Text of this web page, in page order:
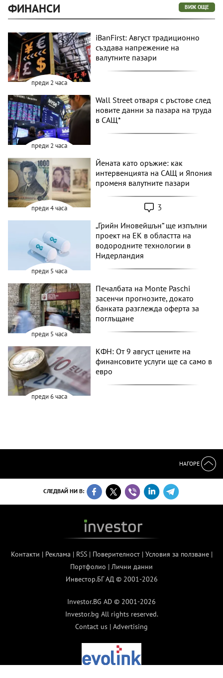
ФИНАНСИ ВИЖ ОЩЕ
преди 2 часа
iBanFirst: Август традиционно
създава напрежение на
валутните пазари
преди 2 часа
Wall Street отваря с ръстове след
новите данни за пазара на труда
в САЩ*
преди 4 часа
Йената като оръжие: как
интервенцията на САЩ и Япония
променя валутните пазари
3
преди 5 часа
„Грийн Иновейшън“ ще изпълни
проект на ЕК в областта на
водородните технологии в
Нидерландия
преди 5 часа
Печалбата на Monte Paschi
засенчи прогнозите, докато
банката разглежда оферта за
поглъщане
преди 6 часа
КФН: От 9 август цените на
финансовите услуги ще са само в
евро
НАГОРЕ
СЛЕДВАЙ НИ В:
Контакти | Реклама | RSS| Поверителност| Условия за ползване|
Портфолио | Лични данни
Инвестор.БГ АД © 2001-2026
Investor.BG AD © 2001-2026
Investor.bg All rights reserved.
Contact us | Advertising